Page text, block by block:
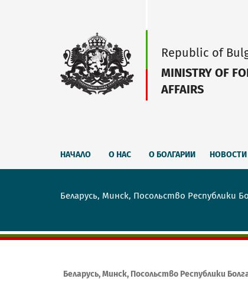
Republic of
MINISTRY OF
AFFAIRS
НАЧАЛО О НАС О БОЛГАРИИ НОВОСТИ
Беларусь, Минск, Посольство Республики
Беларусь, Минск, Посольство Республики